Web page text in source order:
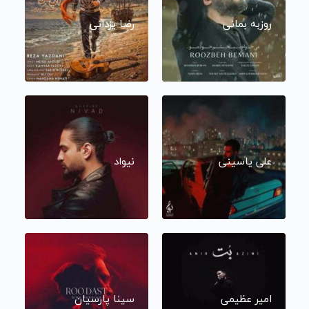
روزبه بمانی رضا یزدانی
علی یاسینی نیواد
امیر عظیمی سینا پارسیان